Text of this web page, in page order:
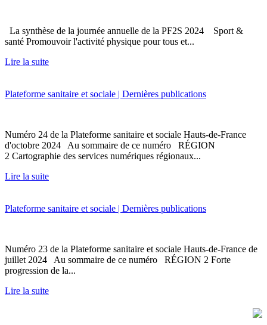
La synthèse de la journée annuelle de la PF2S 2024 Sport &
santé Promouvoir l'activité physique pour tous et...
Lire la suite
Plateforme sanitaire et sociale | Dernières publications
Numéro 24 de la Plateforme sanitaire et sociale Hauts-de-France
d'octobre 2024 Au sommaire de ce numéro RÉGION
2 Cartographie des services numériques régionaux...
Lire la suite
Plateforme sanitaire et sociale | Dernières publications
Numéro 23 de la Plateforme sanitaire et sociale Hauts-de-France de
juillet 2024 Au sommaire de ce numéro RÉGION 2 Forte
progression de la...
Lire la suite